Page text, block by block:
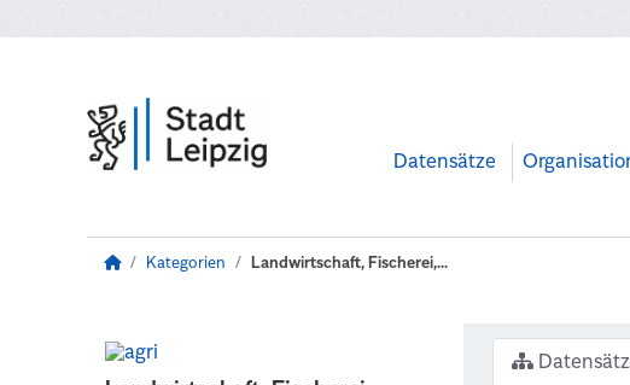
Datensätze
Kategorien Landwirtschaft, Fischerei,...